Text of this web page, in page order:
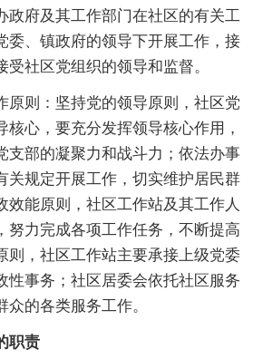
政府及其工作部门在社区的有关工
委、镇政府的领导下开展工作，接
社区党组织的领导和监督。
原则：坚持党的领导原则，社区党
核心，要充分发挥领导核心作用，
支部的凝聚力和战斗力；依法办事
关规定开展工作，切实维护居民群
效能原则，社区工作站及其工作人
努力完成各项工作任务，不断提高
则，社区工作站主要承接上级党委
性事务；社区居委会依托社区服务
的各类服务工作。
职责